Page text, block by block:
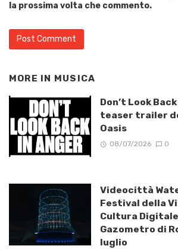
la prossima volta che commento.
MORE IN MUSICA
Don’t Look
teaser trailer
Oasis
08/07/2026 0
Videocittà
Festival della
Cultura
Gazometro di
luglio